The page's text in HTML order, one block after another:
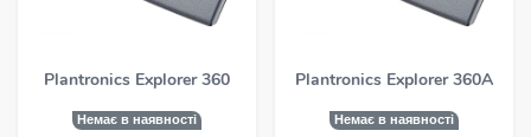
Plantronics Explorer 360
Немає в наявності
Plantronics Explorer 360A
Немає в наявності